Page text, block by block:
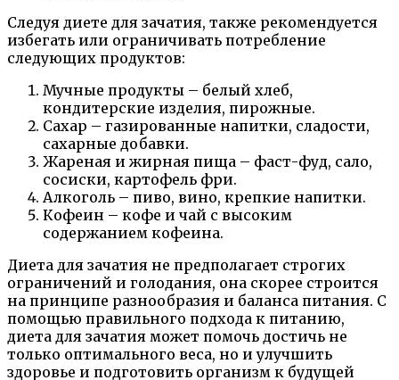
Следуя диете для зачатия, также рекомендуется
избегать или ограничивать потребление
следующих продуктов:
Мучные продукты – белый хлеб,
кондитерские изделия, пирожные.
Сахар – газированные напитки, сладости,
сахарные добавки.
Жареная и жирная пища – фаст-фуд, сало,
сосиски, картофель фри.
Алкоголь – пиво, вино, крепкие напитки.
Кофеин – кофе и чай с высоким
содержанием кофеина.
Диета для зачатия не предполагает строгих
ограничений и голодания, она скорее строится
на принципе разнообразия и баланса питания. С
помощью правильного подхода к питанию,
диета для зачатия может помочь достичь не
только оптимального веса, но и улучшить
здоровье и подготовить организм к будущей